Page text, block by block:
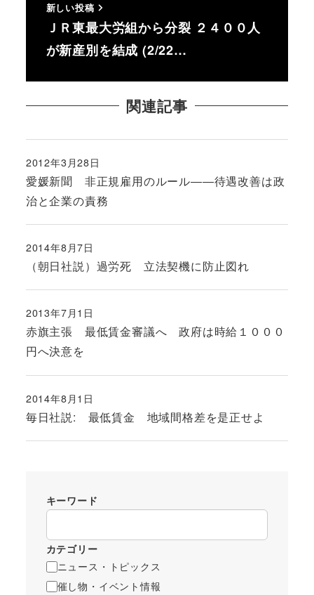
新しい投稿
ＪＲ東最大労組から分裂 ２４００人
が新産別を結成 (2/22…
関連記事
愛媛新聞 非正規雇用のルール――待遇改善は政
治と企業の責務
投稿日
2012年3月28日
（朝日社説）過労死 立法契機に防止図れ
投稿日
2014年8月7日
赤旗主張 最低賃金審議へ 政府は時給１０００
円へ決意を
投稿日
2013年7月1日
毎日社説: 最低賃金 地域間格差を是正せよ
投稿日
2014年8月1日
キーワード
カテゴリー
ニュース・トピックス
催し物・イベント情報